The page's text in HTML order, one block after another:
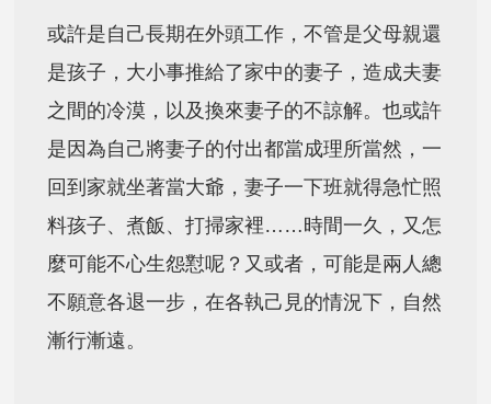
或許是自己長期在外頭工作，不管是父母親還
是孩子，大小事推給了家中的妻子，造成夫妻
之間的冷漠，以及換來妻子的不諒解。也或許
是因為自己將妻子的付出都當成理所當然，一
回到家就坐著當大爺，妻子一下班就得急忙照
料孩子、煮飯、打掃家裡……時間一久，又怎
麼可能不心生怨懟呢？又或者，可能是兩人總
不願意各退一步，在各執己見的情況下，自然
漸行漸遠。